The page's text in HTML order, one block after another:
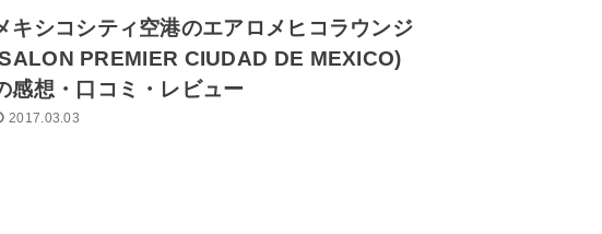
キシコシティ空港のエアロメヒコラウンジ
PREMIER CIUDAD DE MEXICO)
感想・口コミ・レビュー
2017.03.03